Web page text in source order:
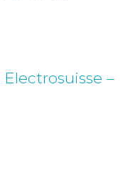
Electrosuisse –